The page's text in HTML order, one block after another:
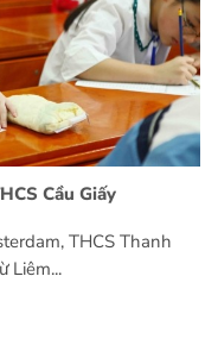
Cầu Giấy
THCS Thanh
Liêm...